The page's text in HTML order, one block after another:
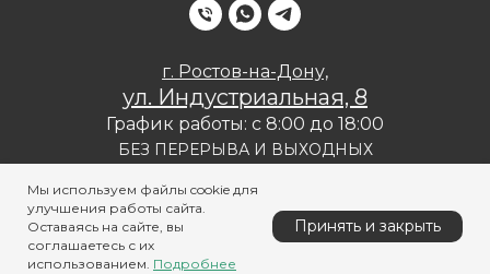
г. Ростов-на-Дону,
ул. Индустриальная, 8
График работы: с 8:00 до 18:00
БЕЗ ПЕРЕРЫВА И ВЫХОДНЫХ
Мы используем файлы cookie для
улучшения работы сайта.
Оставаясь на сайте, вы
соглашаетесь с их
использованием. Подробнее
Принять и закрыть